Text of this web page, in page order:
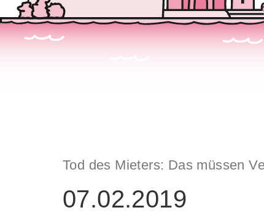
Tod des Mieters: Das müssen
07.02.2019